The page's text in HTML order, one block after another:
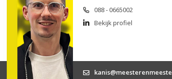
088 - 0665002
Bekijk profiel